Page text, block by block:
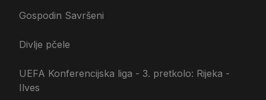
Gospodin Savršeni
Divlje pčele
UEFA Konferencijska liga - 3. pretkolo: Rijeka -
Ilves